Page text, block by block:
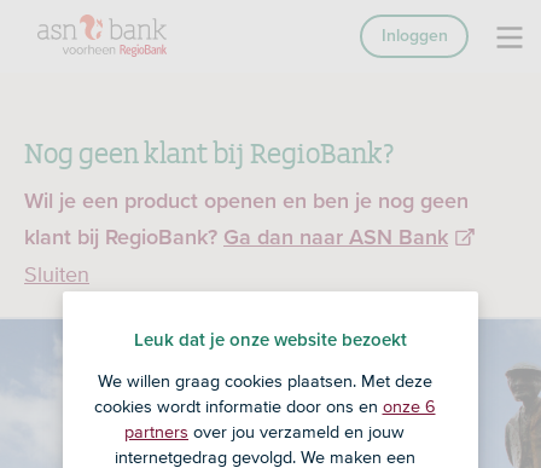
Nog geen klant bij RegioBank?
Wil je een product openen en ben je nog geen
klant bij RegioBank? Ga dan naar ASN Bank
Sluiten
Inloggen
Leuk dat je onze website bezoekt
We willen graag cookies plaatsen. Met deze
cookies wordt informatie door ons en onze 6
partners over jou verzameld en jouw
internetgedrag gevolgd. We maken een